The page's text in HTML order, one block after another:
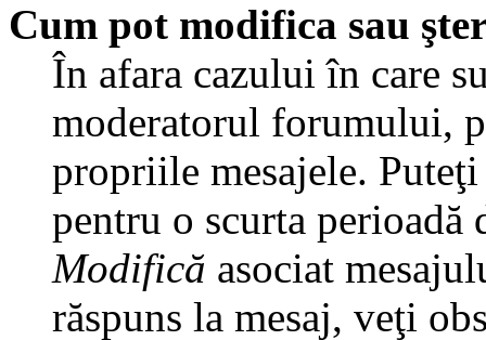
Cum pot modifica sau
În afara cazului în care
moderatorul forumului,
propriile mesajele.
pentru o scurta perioadă
Modifică asociat
răspuns la mesaj, veţi